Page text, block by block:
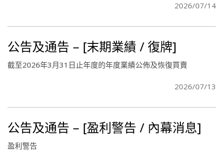
2026/07/14
公告及通告 – [末期業績 / 復牌]
截至2026年3月31日止年度的年度業績公佈及恢復買賣
2026/07/13
公告及通告 – [盈利警告 / 內幕消息]
盈利警告